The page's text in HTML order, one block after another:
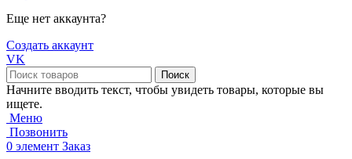
Еще нет аккаунта?
Создать аккаунт
VK
Поиск
Начните вводить текст, чтобы увидеть товары, которые вы
ищете.
Меню
Позвонить
0 элемент Заказ